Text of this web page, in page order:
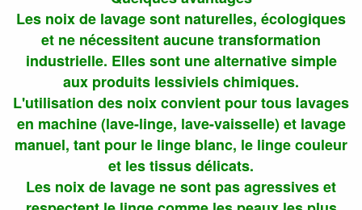
Les noix de lavage sont naturelles, écologiques
et ne nécessitent aucune transformation
industrielle. Elles sont une alternative simple
aux produits lessiviels chimiques.
L'utilisation des noix convient pour tous lavages
en machine (lave-linge, lave-vaisselle) et lavage
manuel, tant pour le linge blanc, le linge couleur
et les tissus délicats.
Les noix de lavage ne sont pas agressives et